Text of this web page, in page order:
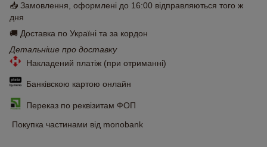
📥 Замовлення, оформлені до 16:00 відправляються того ж
дня
🚚 Доставка по Україні та за кордон
Детальніше про доставку
Накладений платіж (при отриманні)
Банківскою картою онлайн
Переказ по реквізитам ФОП
Покупка частинами від monobank